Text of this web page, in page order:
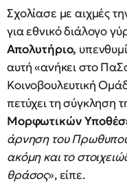
Σχολίασε με αιχμές
για εθνικό διάλογο
Απολυτήριο,
αυτή «ανήκει στο
Κοινοβουλευτική
πετύχει τη σύγκληση
Μορφωτικών
άρνηση του
ακόμη και το
θράσος», είπε.